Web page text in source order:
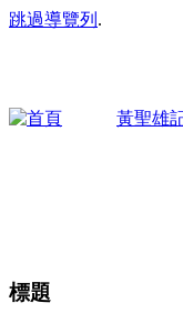
跳過導覽列 .
黃聖雄
標題